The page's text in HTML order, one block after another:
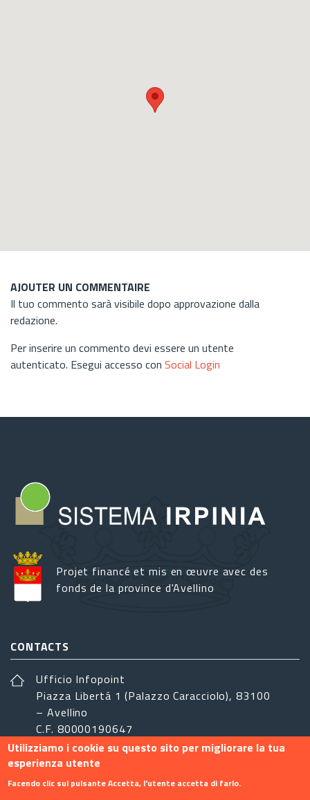
AJOUTER UN COMMENTAIRE
Il tuo commento sarà visibile dopo approvazione dalla
redazione.
Per inserire un commento devi essere un utente
autenticato. Esegui accesso con Social Login
Projet financé et mis en œuvre avec des
fonds de la province d'Avellino
CONTACTS
Ufficio Infopoint
Piazza Libertá 1 (Palazzo Caracciolo), 83100
– Avellino
C.F. 80000190647
sistemairpinia@provincia.avellino.it
SUIVEZ-NOUS
Utilizziamo i cookie su questo sito per migliorare la tua
esperienza utente
Facendo clic sul pulsante Accetta, l'utente accetta di farlo.